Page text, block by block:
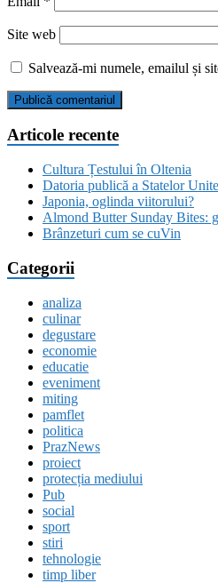
Site web
Salvează-mi numele, emailul și
Articole recente
Cultura Țestului în Oltenia
Datoria publică a Statelor Unite
Japonia, oglinda viitorului?
Almond Butter Sunday Bites:
Brânzeturi cum se cuVin
Categorii
analiza
culinar
degustare
economie
educatie
eveniment
miting
pamflet
politica
PrazNews
proiect
protecția mediului
Pub
social
sport
stiri
tehnologie
timp liber